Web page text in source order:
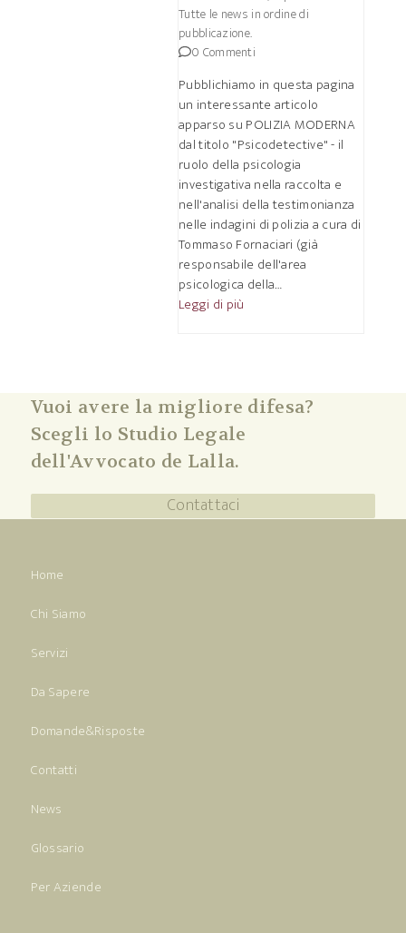
Tutte le news in ordine di
pubblicazione.
0 Commenti
Pubblichiamo in questa pagina
un interessante articolo
apparso su POLIZIA MODERNA
dal titolo "Psicodetective" - il
ruolo della psicologia
investigativa nella raccolta e
nell'analisi della testimonianza
nelle indagini di polizia a cura di
Tommaso Fornaciari (già
responsabile dell'area
psicologica della…
Leggi di più
Vuoi avere la migliore difesa?
Scegli lo Studio Legale
dell'Avvocato de Lalla.
Contattaci
Home
Chi Siamo
Servizi
Da Sapere
Domande&Risposte
Contatti
News
Glossario
Per Aziende